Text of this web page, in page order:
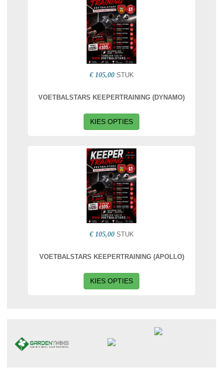
€ 105,00 STUK
VOETBALSTARS KEEPERTRAINING (DYNAMO)
KIES OPTIES
€ 105,00 STUK
VOETBALSTARS KEEPERTRAINING (APOLLO)
KIES OPTIES